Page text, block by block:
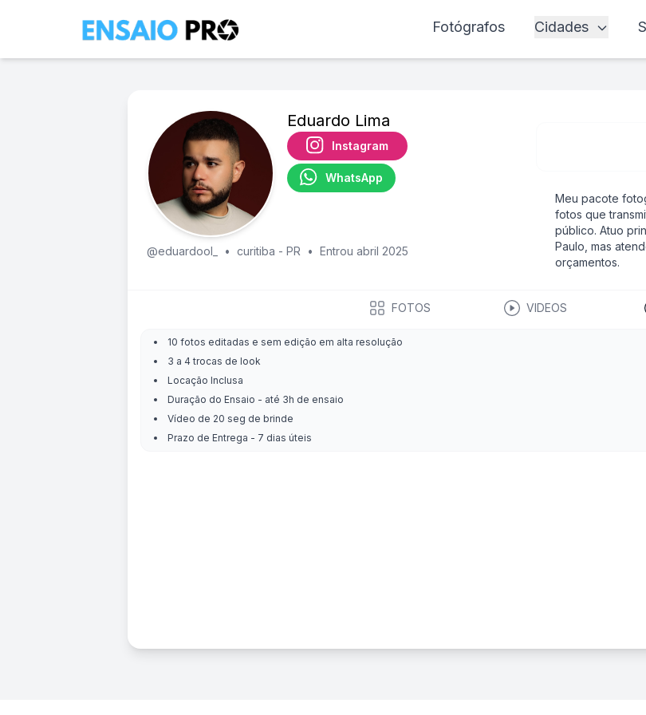
Fotógrafos Cidades
Eduardo Lima
Instagram
WhatsApp
@eduardool_ • curitiba - PR • Entrou abril 2025
Meu pacote
fotos que
público. Atuo
Paulo, mas
orçamentos.
FOTOS VIDEOS
10 fotos editadas e sem edição em alta resolução
3 a 4 trocas de look
Locação Inclusa
Duração do Ensaio - até 3h de ensaio
Vídeo de 20 seg de brinde
Prazo de Entrega - 7 dias úteis